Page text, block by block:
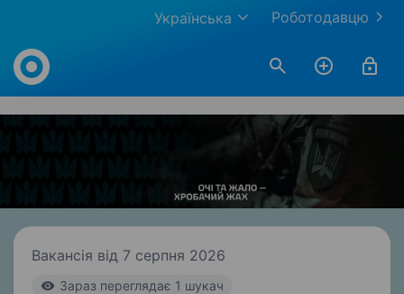
Роботодавцю
Українська
Work.ua
Вакансія від 7 серпня 2026
Зараз переглядає 1 шукач